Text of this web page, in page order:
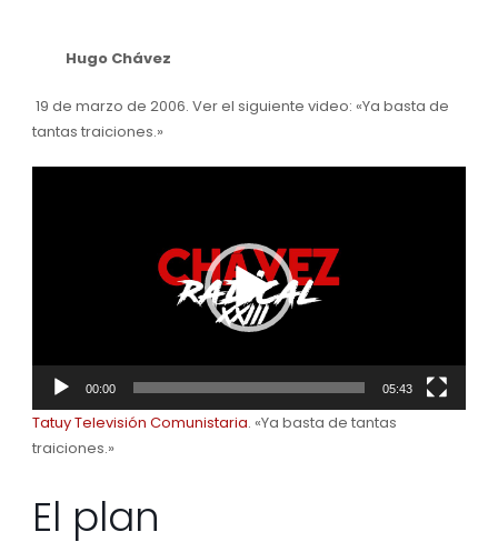
Hugo Chávez
19 de marzo de 2006. Ver el siguiente video: «Ya basta de
tantas traiciones.»
00:00 05:43
Tatuy Televisión Comunistaria. «Ya basta de tantas
traiciones.»
El plan